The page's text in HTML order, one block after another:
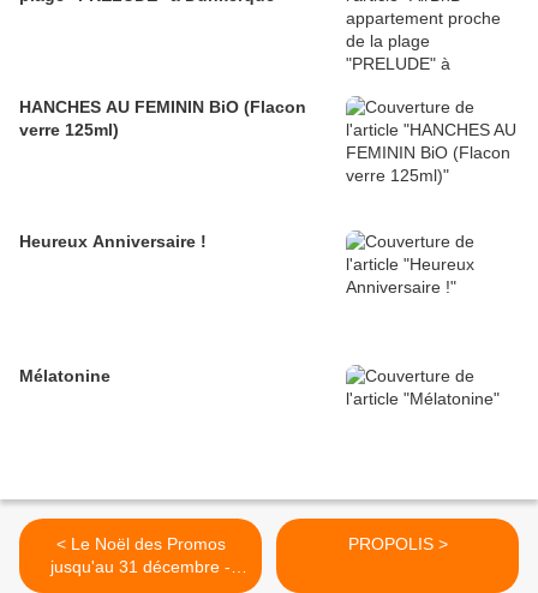
HANCHES AU FEMININ BiO (Flacon
verre 125ml)
Heureux Anniversaire !
Mélatonine
< Le Noël des Promos
jusqu'au 31 décembre -
PROPOLIS >